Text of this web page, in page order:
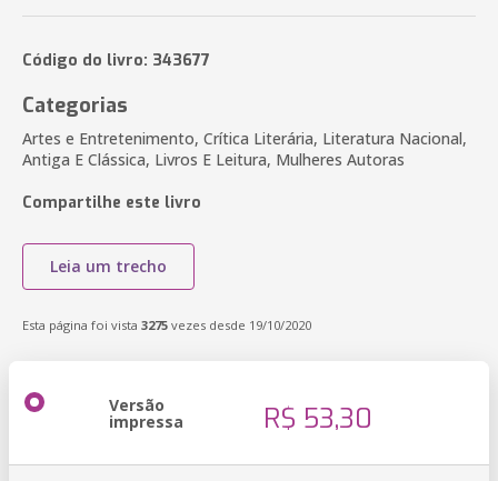
Código do livro: 343677
Categorias
Artes e Entretenimento, Crítica Literária, Literatura Nacional,
Antiga E Clássica, Livros E Leitura, Mulheres Autoras
Compartilhe este livro
Leia um trecho
Esta página foi vista 3275 vezes desde 19/10/2020
Versão
impressa R$ 53,30